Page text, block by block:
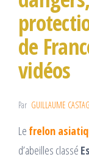
de
vidéos
Par GUILLAUME
Le frelon
d’abeilles classé